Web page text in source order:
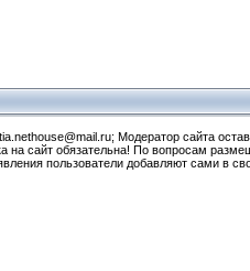
Модератор сайта
на сайт обязательна! По вопросам
пользователи добавляют сами в